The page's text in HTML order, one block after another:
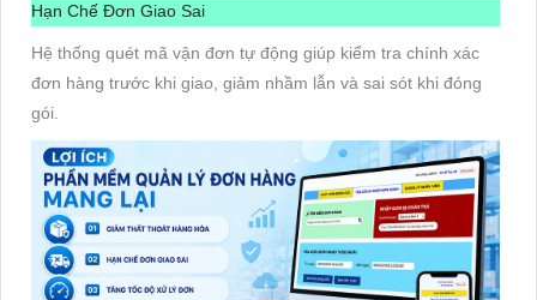
Hạn Chế Đơn Giao Sai
Hệ thống quét mã vận đơn tự động giúp kiểm tra chính xác
đơn hàng trước khi giao, giảm nhầm lẫn và sai sót khi đóng
gói.